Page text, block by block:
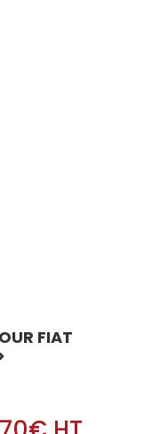
FIAT